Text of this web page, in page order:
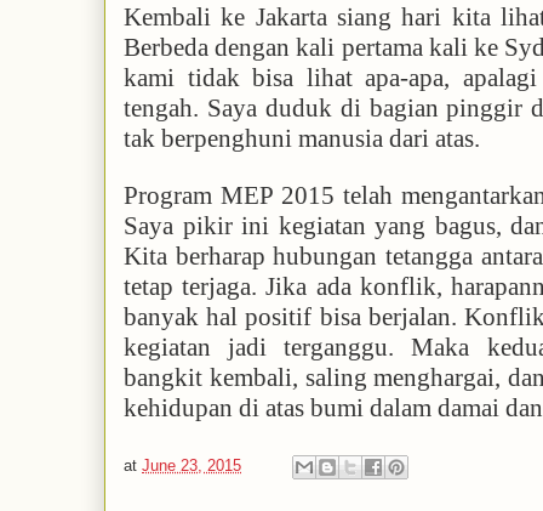
Kembali ke Jakarta siang hari kita
Berbeda dengan kali pertama kali ke
kami tidak bisa lihat apa-apa,
tengah. Saya duduk di bagian pinggir
tak berpenghuni manusia dari atas.
Program MEP 2015 telah
Saya pikir ini kegiatan yang bagus,
Kita berharap hubungan tetangga
tetap terjaga. Jika ada konflik,
banyak hal positif bisa berjalan.
kegiatan jadi terganggu. Maka
bangkit kembali, saling menghargai,
kehidupan di atas bumi dalam damai
at June 23, 2015